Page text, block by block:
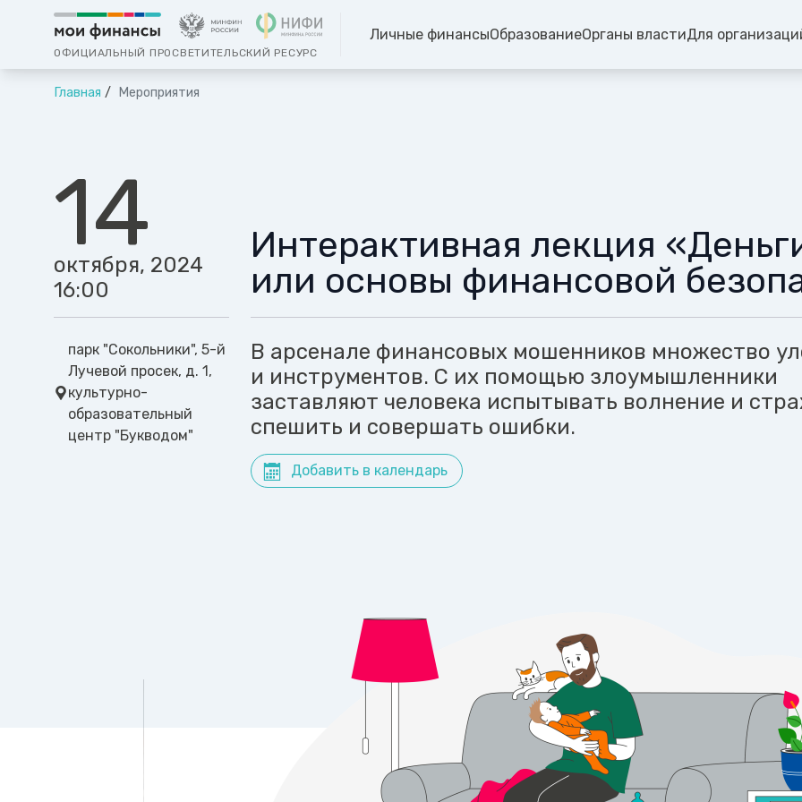
ОФИЦИАЛЬНЫЙ ПРОСВЕТИТЕЛЬСКИЙ РЕСУРС
Личные финансыОбразованиеОрганы властиДля
Главная Мероприятия
14
октября, 2024
16:00
парк "Сокольники", ​5-й
Лучевой просек, д. 1​,
культурно-
образовательный
центр "Букводом"
Интерактивная лекция
или основы финансовой
В арсенале финансовых мошенников множество
и инструментов. С их помощью злоумышленники
заставляют человека испытывать волнение и
спешить и совершать ошибки.
Добавить в календарь